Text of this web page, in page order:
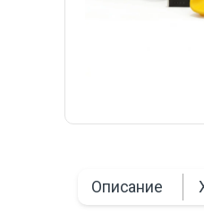
Описание